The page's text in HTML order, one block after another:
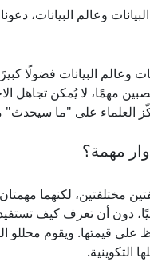
وعالم البيانات،
وعالم البيانات فضولًا
مهمًا، لا يُمكن تجاهل
العلماء على "ما سيحدث"
مهمة؟
مختلفتين، لكنهما
دون أن تعرف كيف
على قيمتها. ويقوم
التكوينية.